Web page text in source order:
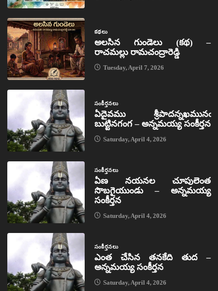
కథలు
అలసిన గుండెలు (కథ) –
రాచమల్లు రామచంద్రారెడ్డి
Tuesday, April 7, 2026
సంకీర్తనలు
ఏదైవము శ్రీపాదన్నఖమునఁ
బుట్టినగంగ – అన్నమయ్య సంకీర్తన
Saturday, April 4, 2026
సంకీర్తనలు
ఏణ నయనల చూపులెంత
సొబగైయుండు – అన్నమయ్య
సంకీర్తన
Saturday, April 4, 2026
సంకీర్తనలు
ఎంత చేసిన తనకేది తుద –
అన్నమయ్య సంకీర్తన
Saturday, April 4, 2026